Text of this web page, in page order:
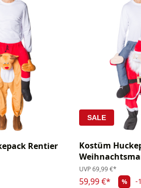
Rentier
SALE
Kostüm
UVP69,99 €*
59,99 €* % -